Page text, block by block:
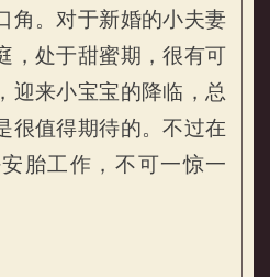
角。对于新婚的小夫妻
，处于甜蜜期，很有可
迎来小宝宝的降临，总
很值得期待的。不过在
胎工作，不可一惊一